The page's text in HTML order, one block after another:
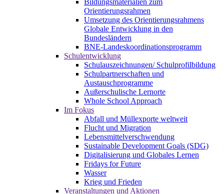
Bildungsmaterialien zum
Orientierungsrahmen
Umsetzung des Orientierungsrahmens
Globale Entwicklung in den
Bundesländern
BNE-Landeskoordinationsprogramm
Schulentwicklung
Schulauszeichnungen/ Schulprofilbildung
Schulpartnerschaften und
Austauschprogramme
Außerschulische Lernorte
Whole School Approach
Im Fokus
Abfall und Müllexporte weltweit
Flucht und Migration
Lebensmittelverschwendung
Sustainable Development Goals (SDG)
Digitalisierung und Globales Lernen
Fridays for Future
Wasser
Krieg und Frieden
Veranstaltungen und Aktionen